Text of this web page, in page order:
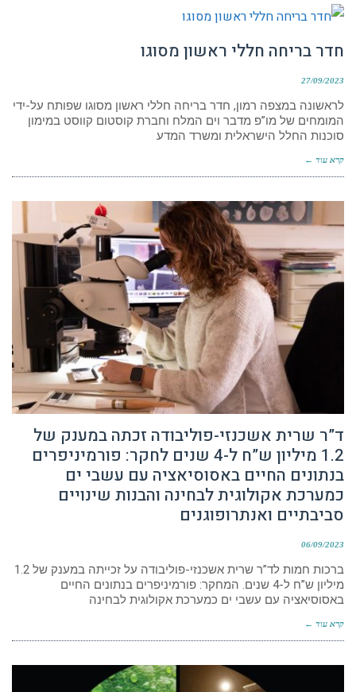
חדר בריחה חללי ראשון מסוגו
27/09/2023
לראשונה במצפה רמון, חדר בריחה חללי ראשון מסוגו שפותח על-ידי
המומחים של מו”פ מדבר וים המלח וחברת קוסטום קווסט במימון
סוכנות החלל הישראלית ומשרד המדע
קרא עוד ←
ד”ר שרית אשכנזי-פוליבודה זכתה במענק של
1.2 מיליון ש”ח ל-4 שנים לחקר: פורמיניפרים
בנתונים החיים באסוסיאציה עם עשבי ים
כמערכת אקולוגית לבחינה והבנות שינויים
סביבתיים ואנתרופוגנים
06/09/2023
ברכות חמות לד”ר שרית אשכנזי-פוליבודה על זכייתה במענק של 1.2
מיליון ש”ח ל-4 שנים. המחקר: פורמיניפרים בנתונים החיים
באסוסיאציה עם עשבי ים כמערכת אקולוגית לבחינה
קרא עוד ←